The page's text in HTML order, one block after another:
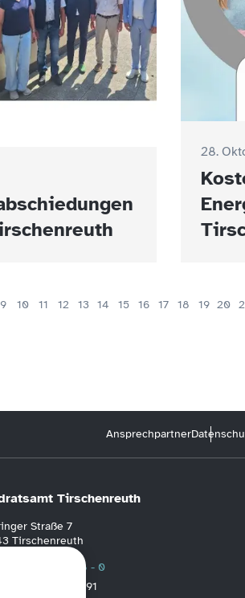
28.
9 10 11 12 13 14 15 16 17 18 19 20
Ansprechpartner
Tirschenreuth
Straße 7
Tirschenreuth
0 96 31 / 88 - 0
0 96 31 / 2391